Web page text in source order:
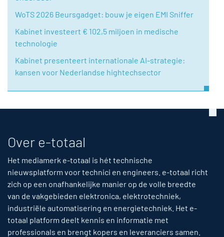
WoTS 2026 Beursgadget: bouw je eigen EMI Sniffer
Kabinet investeert € 102,5 miljoen in medische
technologie
Kabinet presenteert internationale AI-strategie:
kansen voor Nederlandse hightechsector
Over e-totaal
Het mediamerk e-totaal is hét technische
nieuwsplatform voor technici en engineers. e-totaal richt
zich op een onafhankelijke manier op de volle breedte
van de vakgebieden elektronica, elektrotechniek,
industriële automatisering en energietechniek. Het e-
totaal platform deelt kennis en informatie met
professionals en brengt kopers en leveranciers samen.